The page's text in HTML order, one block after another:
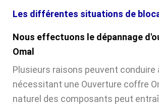
Les différentes situations de
Nous effectuons le dépannage
Omal
Plusieurs raisons peuvent conduire
nécessitant une Ouverture coffre
naturel des composants peut